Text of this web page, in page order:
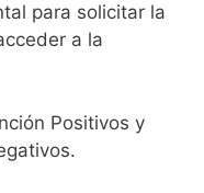
para solicitar la
a la
Positivos y